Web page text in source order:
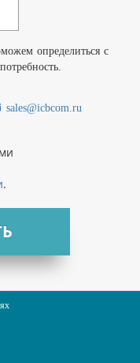
определиться с
sales@icbcom.ru
.